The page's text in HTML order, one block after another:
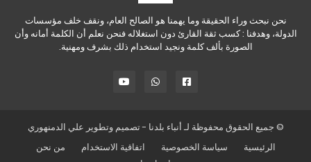
نحن نبحث وراء الحقيقة وما يهمنا هو الصالح العام، ونقف خلف مؤسسات
الدولة، وهدفنا : كسب ثقة القارئ دون استغلاله فنحن نعلم أن الكلمة أمانه وأن
الصورة بألف كلمة ونجيد استخدام ذلك بشرف ومهنية.
© جميع الحقوق محفوظة لـ أنباء بلدنا - تصميم وتطوير علي الدمنهوري
الرئيسية
سياسة الخصوصية اتفاقية الاستخدام
من نحن